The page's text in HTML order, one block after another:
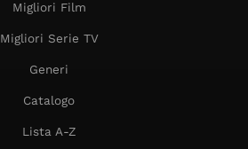
Migliori Film
Migliori Serie TV
Generi
Catalogo
Lista A-Z